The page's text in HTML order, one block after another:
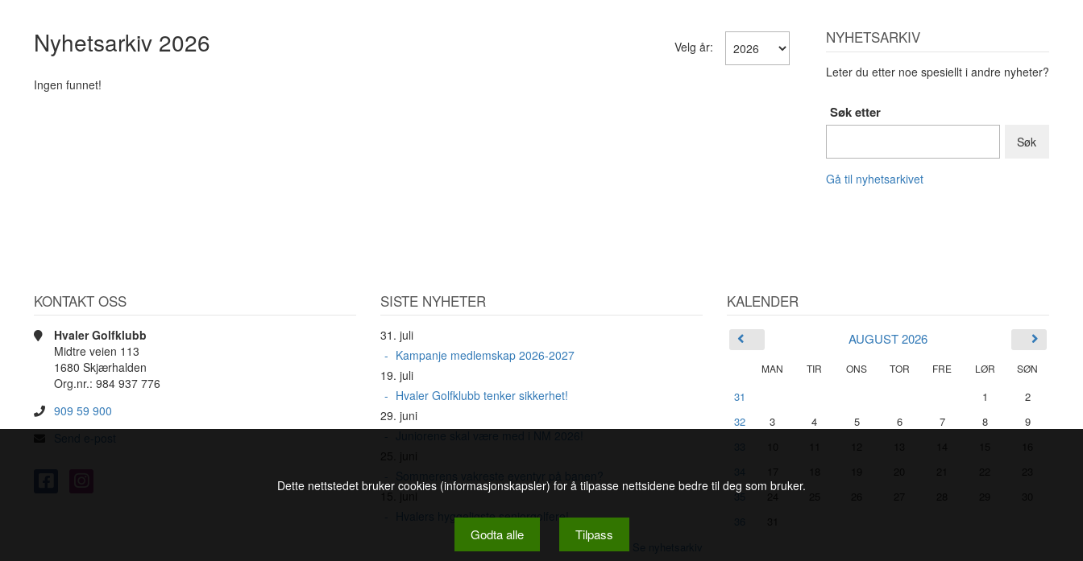
Nyhetsarkiv 2026
Velg år:
Ingen funnet!
NYHETSARKIV
Leter du etter noe spesiellt i andre nyheter?
Søk etter
Gå til nyhetsarkivet
KONTAKT OSS
Hvaler Golfklubb
Midtre veien 113
1680 Skjærhalden
Org.nr.: 984 937 776
909 59 900
SISTE NYHETER
31. juli
Kampanje medlemskap 2026-2027
19. juli
Hvaler Golfklubb tenker sikkerhet!
29. juni
Hvalers hyggeligste seniorgolfere!
KALENDER
AUGUST 2026
MAN TIR ONS TOR FRE LØR SØN
31 1
2
32
3 4 5 6 7 8
9
35
Dette nettstedet bruker cookies (informasjonskapsler) for å tilpasse nettsidene bedre til deg som bruker.
Godta alle Tilpass